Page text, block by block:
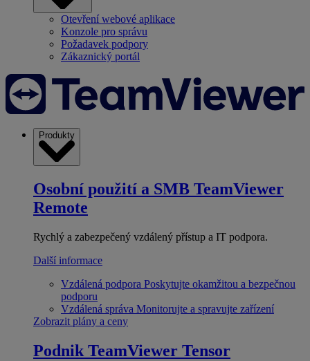
Otevření webové aplikace
Konzole pro správu
Požadavek podpory
Zákaznický portál
Produkty
Osobní použití a SMB TeamViewer
Remote
Rychlý a zabezpečený vzdálený přístup a IT podpora.
Další informace
Vzdálená podpora Poskytujte okamžitou a bezpečnou
podporu
Vzdálená správa Monitorujte a spravujte zařízení
Zobrazit plány a ceny
Podnik TeamViewer Tensor